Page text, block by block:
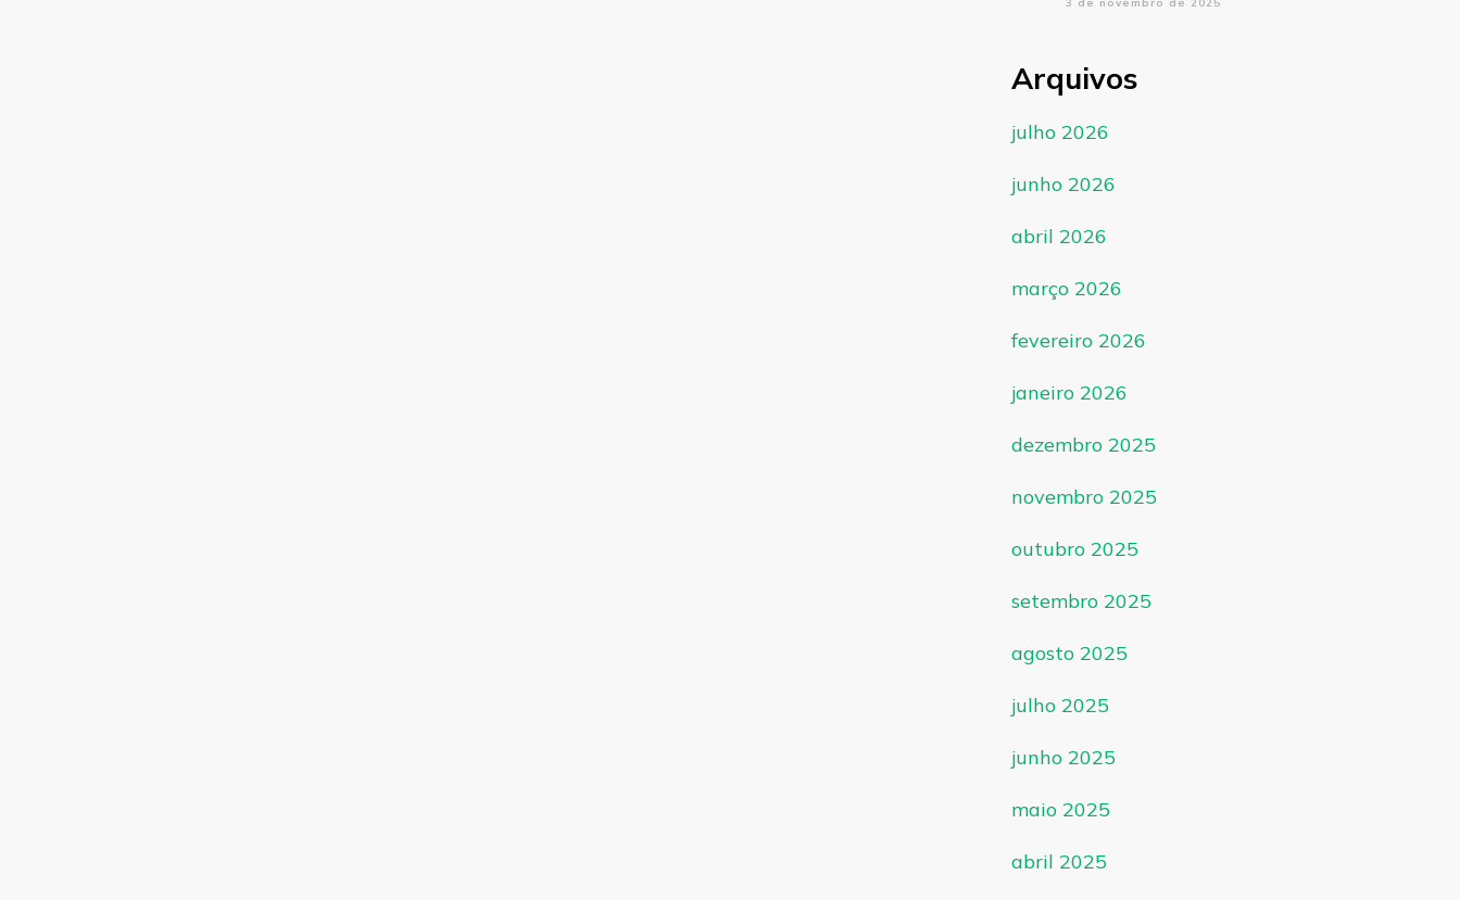
Arquivos
julho 2026
junho 2026
abril 2026
março 2026
fevereiro 2026
janeiro 2026
dezembro 2025
novembro 2025
outubro 2025
setembro 2025
agosto 2025
julho 2025
junho 2025
maio 2025
abril 2025